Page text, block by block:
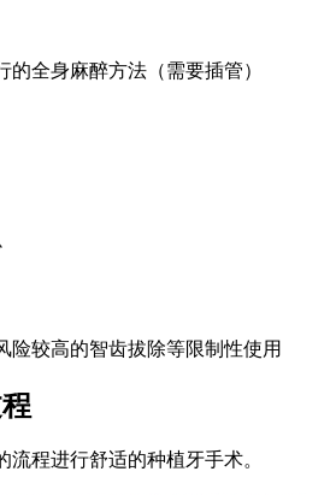
全身麻醉方法（需要插管）
险较高的智齿拔除等限制性使用
程进行舒适的种植牙手术。